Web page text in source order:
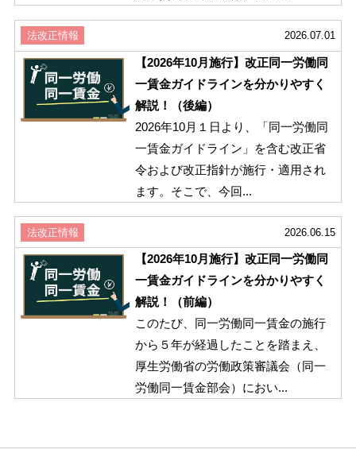
法改正情報 2026.07.01
【2026年10月施行】改正同一労働同
一賃金ガイドラインを分かりやすく
解説！（後編）
2026年10月１日より、「同一労働同
一賃金ガイドライン」を含む改正省
令および改正指針が施行・適用され
ます。そこで、今回...
法改正情報 2026.06.15
【2026年10月施行】改正同一労働同
一賃金ガイドラインを分かりやすく
解説！（前編）
このたび、同一労働同一賃金の施行
から５年が経過したことを踏まえ、
厚生労働省の労働政策審議会（同一
労働同一賃金部会）におい...